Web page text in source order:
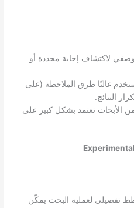
لاكتشاف إجابة محددة أو
غالبًا طرق الملاحظة (على
النتائج.
الأبحاث تعتمد بشكل كبير على
تفصيلي لعملية البحث يمكّن